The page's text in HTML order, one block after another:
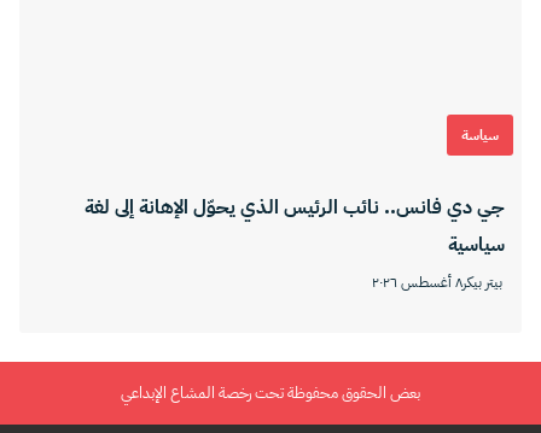
سياسة
جي دي فانس.. نائب الرئيس الذي يحوّل الإهانة إلى لغة
سياسية
بيتر بيكر٨ أغسطس ٢٠٢٦
بعض الحقوق محفوظة تحت رخصة المشاع الإبداعي